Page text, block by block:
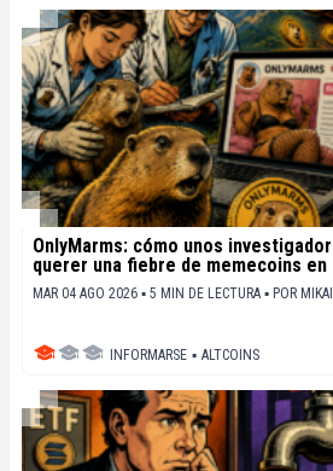
OnlyMarms: cómo unos
querer una fiebre de memecoins en
MAR 04 AGO 2026 ▪ 5 MIN DE LECTURA ▪ POR
INFORMARSE ▪ ALTCOINS